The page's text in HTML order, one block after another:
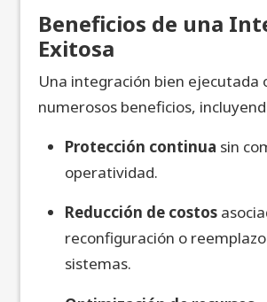
Beneficios de una
Exitosa
Una integración bien ejecutada
numerosos beneficios,
Protección continua sin
operatividad.
Reducción de costos
reconfiguración o
sistemas.